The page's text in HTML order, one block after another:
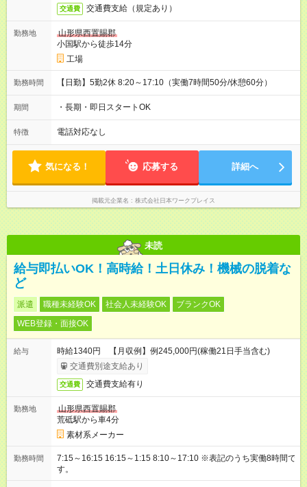
交通費 交通費支給（規定あり）
勤務地
山形県西置賜郡
小国駅から徒歩14分
工場
勤務時間 【日勤】5勤2休 8:20～17:10（実働7時間50分/休憩60分）
期間 ・長期・即日スタートOK
特徴 電話対応なし
気になる！ 応募する 詳細へ
掲載元企業名 株式会社日本ワークプレイス
未読
給与即払いOK！高時給！土日休み！機械の脱着な
ど
派遣 職種未経験OK 社会人未経験OK
ブランクOK
WEB登録・面接OK
給与
時給1340円 【月収例】例245,000円(稼働21日手当含む)
交通費別途支給あり
交通費 交通費支給有り
勤務地
山形県西置賜郡
荒砥駅から車4分
素材系メーカー
勤務時間
7:15～16:15 16:15～1:15 8:10～17:10 ※表記のうち実働8時間で
す。